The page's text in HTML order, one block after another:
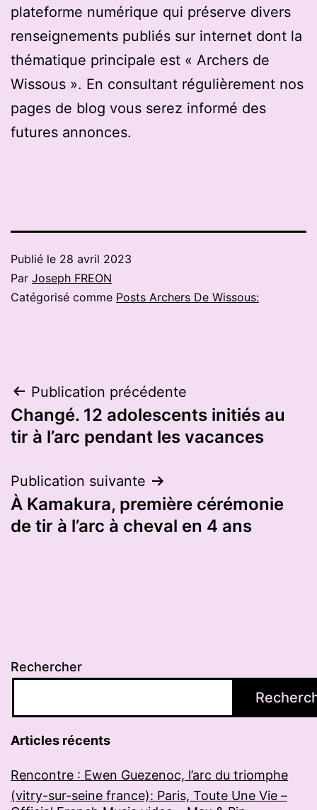
plateforme numérique qui préserve divers
renseignements publiés sur internet dont la
thématique principale est « Archers de
Wissous ». En consultant régulièrement nos
pages de blog vous serez informé des
futures annonces.
Publié le 28 avril 2023
Par Joseph FREON
Catégorisé comme Posts Archers De Wissous:
Navigation
de
Publication précédente
Changé. 12 adolescents initiés au
tir à l’arc pendant les vacances
Publication suivante
À Kamakura, première cérémonie
de tir à l’arc à cheval en 4 ans
Rechercher
Articles récents
Rencontre : Ewen Guezenoc, l’arc du triomphe
(vitry-sur-seine france): Paris, Toute Une Vie –